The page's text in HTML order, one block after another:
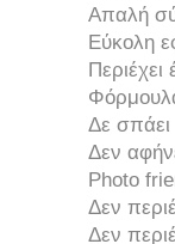
Απαλή
Εύκολη
Δε σπάει
Δεν
Photo
Δεν
Δεν